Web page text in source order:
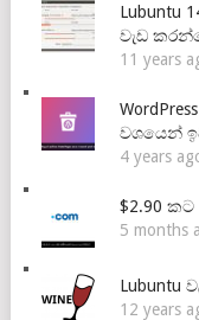
Lubuntu
වැඩ
11 years
වශයෙන්
4 years
$2.90
5 months
Lubuntu
12 years